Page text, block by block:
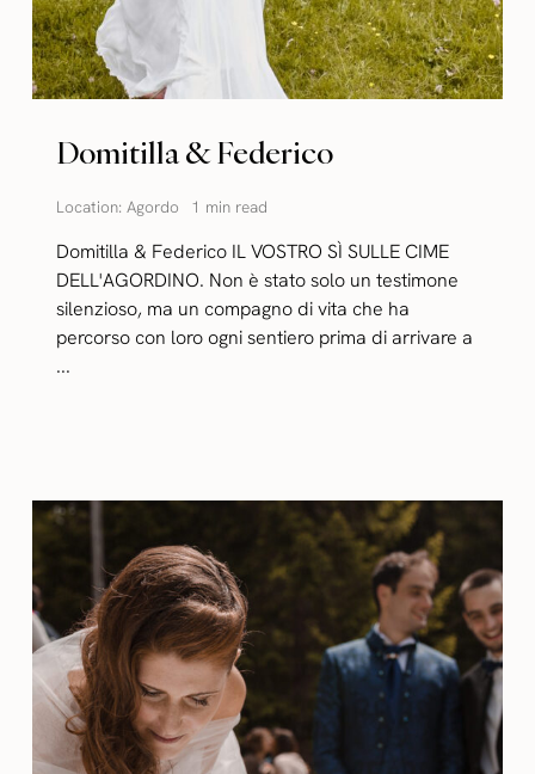
Domitilla & Federico
Location:Agordo 1 min read
Domitilla & Federico IL VOSTRO SÌ SULLE CIME
DELL'AGORDINO. Non è stato solo un testimone
silenzioso, ma un compagno di vita che ha
percorso con loro ogni sentiero prima di arrivare a
...